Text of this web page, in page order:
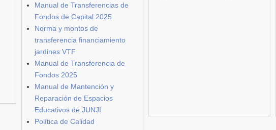
Manual de Transferencias de
Fondos de Capital 2025
Norma y montos de
transferencia financiamiento
jardines VTF
Manual de Transferencia de
Fondos 2025
Manual de Mantención y
Reparación de Espacios
Educativos de JUNJI
Política de Calidad